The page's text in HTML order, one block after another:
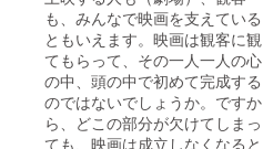
も、みんなで映画を支えている
ともいえます。映画は観客に観
てもらって、その一人一人の心
の中、頭の中で初めて完成する
のではないでしょうか。ですか
ら、どこの部分が欠けてしまっ
ても、映画は成立しなくなると